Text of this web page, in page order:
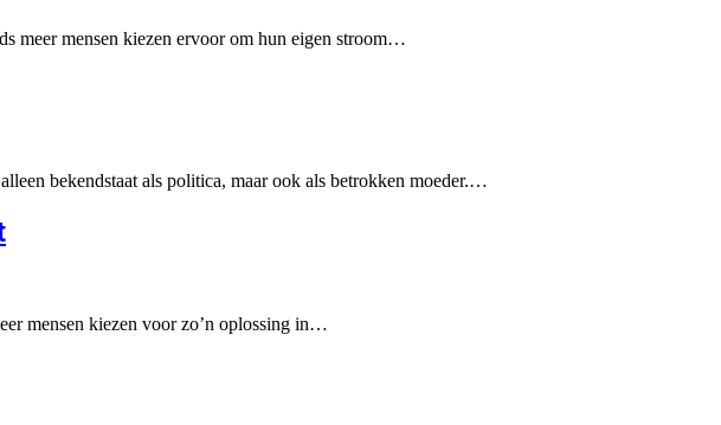
meer mensen kiezen ervoor om hun eigen stroom…
bekendstaat als politica, maar ook als betrokken moeder.…
mensen kiezen voor zo’n oplossing in…